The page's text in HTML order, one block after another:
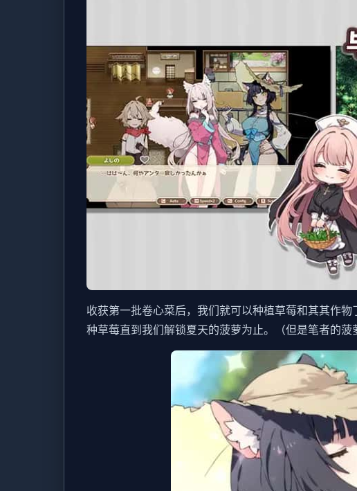
收获第一批卷心菜后，我们就可以种植草莓和其其作
种草莓直到我们解锁夏天的菠萝为止。（但是笔者的菠